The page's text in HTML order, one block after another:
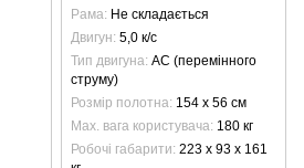
Рама Не складається
Двигун 5,0 к/с
Тип двигуна AC (перемінного
струму)
Розмір полотна 154 х 56 см
Max. вага користувача 180 кг
Робочі габарити 223 x 93 x 161